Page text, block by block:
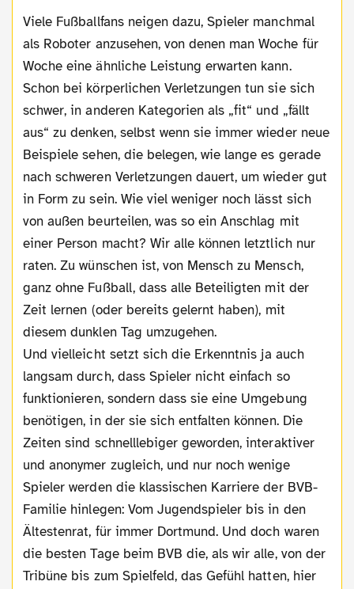
Viele Fußballfans neigen dazu, Spieler manchmal
als Roboter anzusehen, von denen man Woche für
Woche eine ähnliche Leistung erwarten kann.
Schon bei körperlichen Verletzungen tun sie sich
schwer, in anderen Kategorien als „fit“ und „fällt
aus“ zu denken, selbst wenn sie immer wieder neue
Beispiele sehen, die belegen, wie lange es gerade
nach schweren Verletzungen dauert, um wieder gut
in Form zu sein. Wie viel weniger noch lässt sich
von außen beurteilen, was so ein Anschlag mit
einer Person macht? Wir alle können letztlich nur
raten. Zu wünschen ist, von Mensch zu Mensch,
ganz ohne Fußball, dass alle Beteiligten mit der
Zeit lernen (oder bereits gelernt haben), mit
diesem dunklen Tag umzugehen.
Und vielleicht setzt sich die Erkenntnis ja auch
langsam durch, dass Spieler nicht einfach so
funktionieren, sondern dass sie eine Umgebung
benötigen, in der sie sich entfalten können. Die
Zeiten sind schnelllebiger geworden, interaktiver
und anonymer zugleich, und nur noch wenige
Spieler werden die klassischen Karriere der BVB-
Familie hinlegen: Vom Jugendspieler bis in den
Ältestenrat, für immer Dortmund. Und doch waren
die besten Tage beim BVB die, als wir alle, von der
Tribüne bis zum Spielfeld, das Gefühl hatten, hier